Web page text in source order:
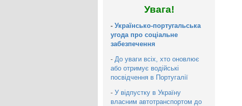
Увага!
- Українсько-португальська
угода про соціальне
забезпечення
- До уваги всіх, хто оновлює
або отримує водійські
посвідчення в Португалії
- У відпустку в Україну
власним автотранспортом до